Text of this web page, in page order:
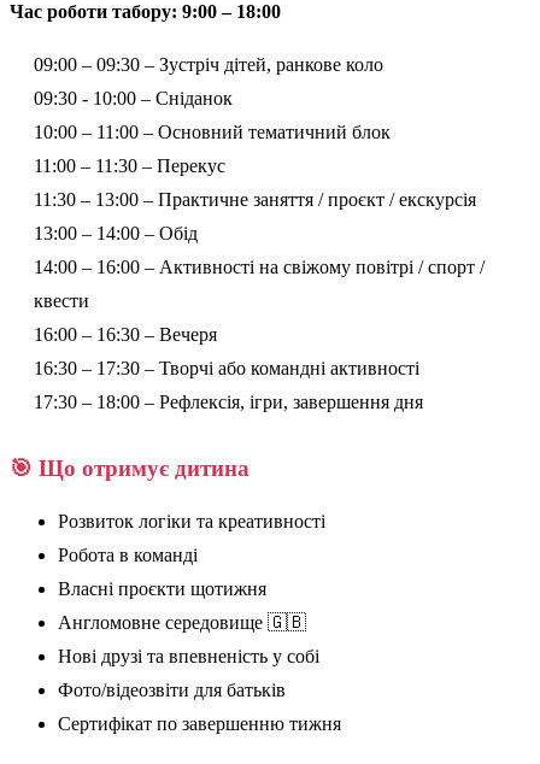
Час роботи табору: 9:00 – 18:00
09:00 – 09:30 – Зустріч дітей, ранкове коло
09:30 - 10:00 – Сніданок
10:00 – 11:00 – Основний тематичний блок
11:00 – 11:30 – Перекус
11:30 – 13:00 – Практичне заняття / проєкт / екскурсія
13:00 – 14:00 – Обід
14:00 – 16:00 – Активності на свіжому повітрі / спорт /
квести
16:00 – 16:30 – Вечеря
16:30 – 17:30 – Творчі або командні активності
17:30 – 18:00 – Рефлексія, ігри, завершення дня
🎯 Що отримує дитина
Розвиток логіки та креативності
Робота в команді
Власні проєкти щотижня
Англомовне середовище 🇬🇧
Нові друзі та впевненість у собі
Фото/відеозвіти для батьків
Сертифікат по завершенню тижня